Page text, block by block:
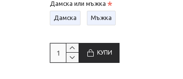
Дамска или мъжка
Дамска Мъжка
КУПИ